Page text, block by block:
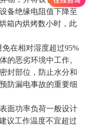
备绝缘电阻值下降至
箱内烘烤数小时，此
免在相对湿度超过95%
的恶劣环境中工作。
封部位，防止水分和
防漏电事故的重要细
面功率负荷一般设计
议工作温度不宜超过